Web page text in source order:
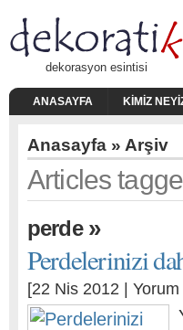
dekorasyon esintisi
ANASAYFA KIMIZ
Anasayfa » Arşiv
Articles
perde»
Perdelerinizi
[22 Nis 2012 | Yorum